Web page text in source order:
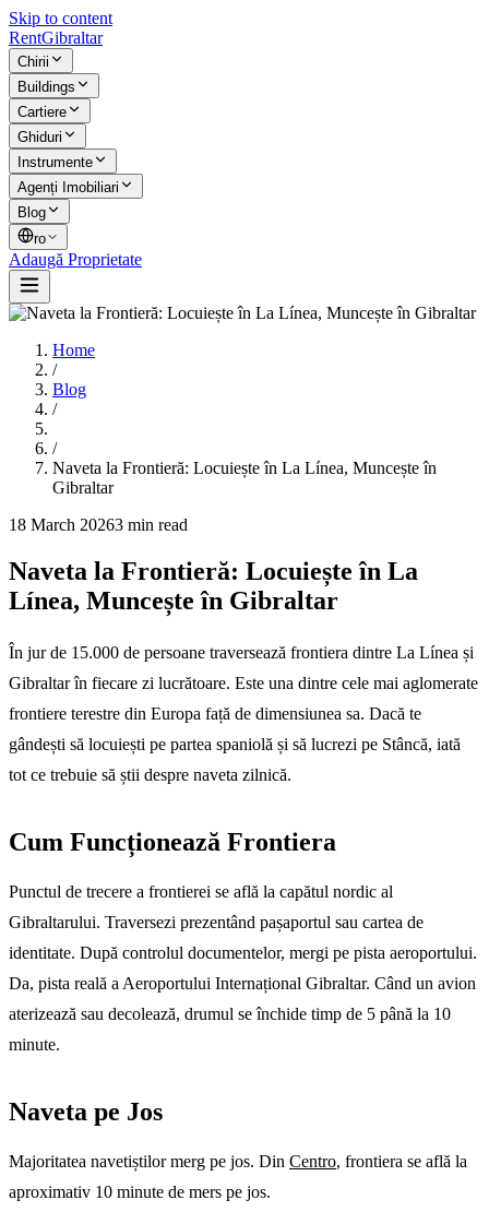
Skip to content
RentGibraltar
Chirii
Buildings
Cartiere
Ghiduri
Instrumente
Agenți Imobiliari
Blog
ro
Adaugă Proprietate
Home
/
Blog
/
/
Naveta la Frontieră: Locuiește în La Línea, Muncește în
Gibraltar
18 March 20263 min read
Naveta la Frontieră: Locuiește în La
Línea, Muncește în Gibraltar
În jur de 15.000 de persoane traversează frontiera dintre La Línea și
Gibraltar în fiecare zi lucrătoare. Este una dintre cele mai aglomerate
frontiere terestre din Europa față de dimensiunea sa. Dacă te
gândești să locuiești pe partea spaniolă și să lucrezi pe Stâncă, iată
tot ce trebuie să știi despre naveta zilnică.
Cum Funcționează Frontiera
Punctul de trecere a frontierei se află la capătul nordic al
Gibraltarului. Traversezi prezentând pașaportul sau cartea de
identitate. După controlul documentelor, mergi pe pista aeroportului.
Da, pista reală a Aeroportului Internațional Gibraltar. Când un avion
aterizează sau decolează, drumul se închide timp de 5 până la 10
minute.
Naveta pe Jos
Majoritatea navetiștilor merg pe jos. Din Centro, frontiera se află la
aproximativ 10 minute de mers pe jos.